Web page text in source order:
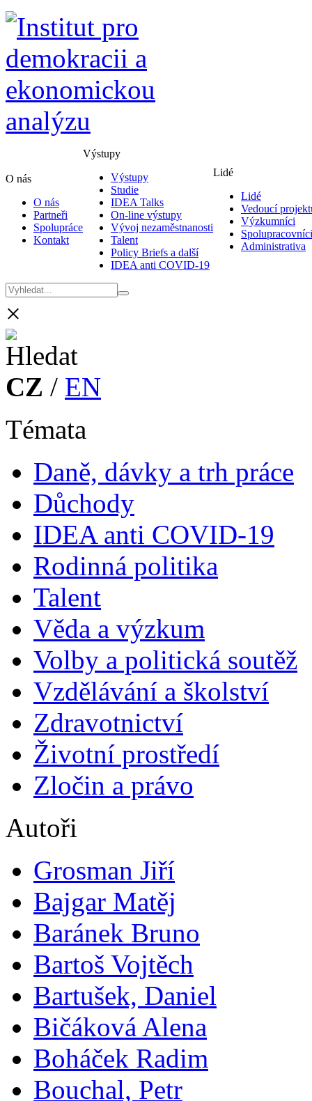
O nás
O nás
Partneři
Spolupráce
Kontakt
Výstupy
Výstupy
Studie
IDEA Talks
On-line výstupy
Vývoj nezaměstnanosti
Talent
Policy Briefs a další
IDEA anti COVID-19
Lidé
Lidé
Vedoucí
Výzkumníci
Spolupracovníci
Administrativa
×
CZ / EN
Témata
Daně, dávky a trh práce
Důchody
IDEA anti COVID-19
Rodinná politika
Talent
Věda a výzkum
Volby a politická soutěž
Vzdělávání a školství
Zdravotnictví
Životní prostředí
Zločin a právo
Autoři
Grosman Jiří
Bajgar Matěj
Baránek Bruno
Bartoš Vojtěch
Bartušek, Daniel
Bičáková Alena
Boháček Radim
Bouchal, Petr